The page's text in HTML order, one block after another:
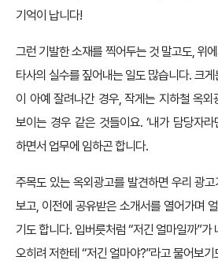
기억이 납니다!
그런 기발한 소재를 찍어두는 것 말고도, 위
타사의 실수를 짚어내는 일도 많습니다. 크
이 아예 잘려나간 경우, 작게는 지하철 옥외
보이는 경우 같은 것들이요. ‘내가 담당자
하면서 업무에 임하곤 합니다.
주목도 있는 옥외광고를 발견하면 우리 광
보고, 이전에 공유받은 소개서를 열어가며
기도 합니다. 입버릇처럼 “저긴 얼마일까”가
오히려 저한테 “저긴 얼마야?”라고 물어보기